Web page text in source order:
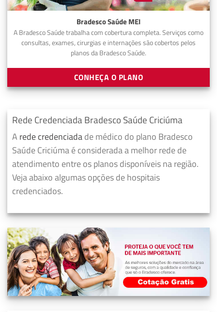
Bradesco Saúde MEI
A Bradesco Saúde trabalha com cobertura completa. Serviços como
consultas, exames, cirurgias e internações são cobertos pelos
planos da Bradesco Saúde.
CONHEÇA O PLANO
Rede Credenciada Bradesco Saúde Criciúma
A rede credenciadade médico do plano Bradesco
Saúde Criciúma é considerada a melhor rede de
atendimento entre os planos disponíveis na região.
Veja abaixo algumas opções de hospitais
credenciados.